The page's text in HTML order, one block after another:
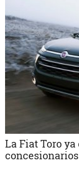
La Fiat Toro
concesionarios